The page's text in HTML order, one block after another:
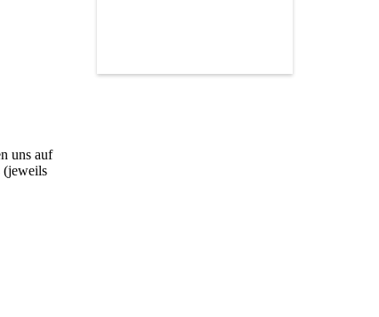
uns auf
(jeweils